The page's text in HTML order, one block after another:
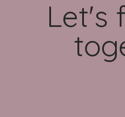
Let's